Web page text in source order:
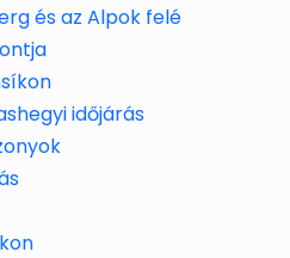
és az Alpok felé
időjárás